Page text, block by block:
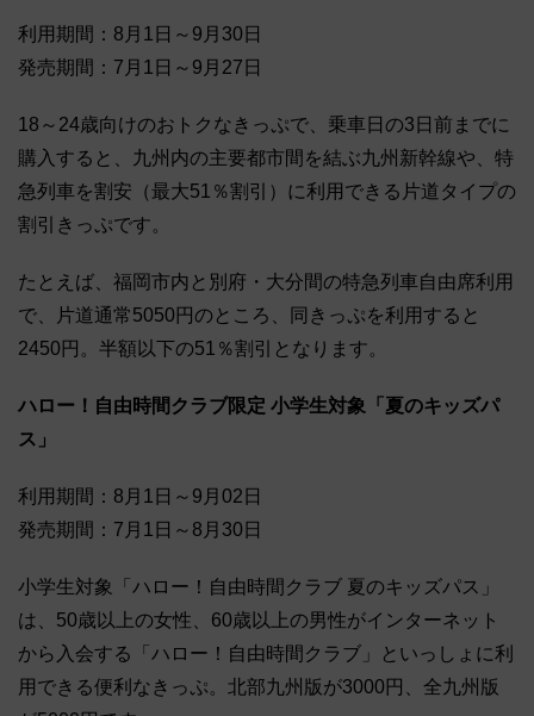
利用期間：8月1日～9月30日
発売期間：7月1日～9月27日
18～24歳向けのおトクなきっぷで、乗車日の3日前までに
購入すると、九州内の主要都市間を結ぶ九州新幹線や、特
急列車を割安（最大51％割引）に利用できる片道タイプの
割引きっぷです。
たとえば、福岡市内と別府・大分間の特急列車自由席利用
で、片道通常5050円のところ、同きっぷを利用すると
2450円。半額以下の51％割引となります。
ハロー！自由時間クラブ限定 小学生対象「夏のキッズパ
ス」
利用期間：8月1日～9月02日
発売期間：7月1日～8月30日
小学生対象「ハロー！自由時間クラブ 夏のキッズパス」
は、50歳以上の女性、60歳以上の男性がインターネット
から入会する「ハロー！自由時間クラブ」といっしょに利
用できる便利なきっぷ。北部九州版が3000円、全九州版